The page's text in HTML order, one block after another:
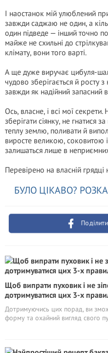
І наостанок мій улюблений
завжди саджаю не один, а
один підведе — інший точно
майже не схильні до
клімату, вони того варті.
А ще дуже виручає цибуля-
чудово зберігається й росту з
завжди як надійний запасний
Ось, власне, і всі мої
зберігати сіянку, не гнатися
теплу землю, поливати й
виросте великою, соковитою
залишаться лише в
Перевірено на власній грядці
БУЛО ЦІКАВО?
Щоб випрати пуховик і не
дотримуватися цих 3-х
Дотримуючись цих порад, ви
форму та охайний вигляд свого